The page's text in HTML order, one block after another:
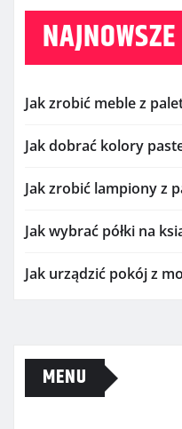
Jak zrobić meble z
Jak dobrać kolory
Jak zrobić lampiony z
Jak wybrać półki na
Jak urządzić pokój z
MENU